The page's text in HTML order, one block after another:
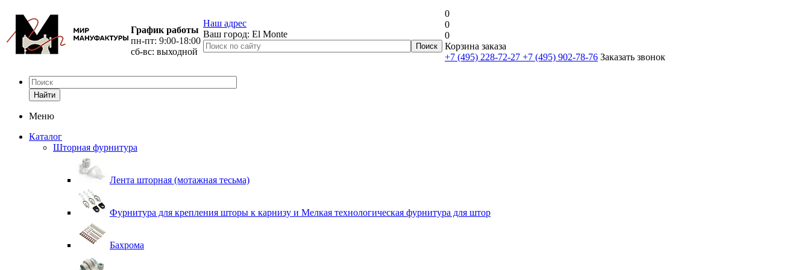
График работы
пн-пт: 9:00-18:00
сб-вс: выходной
Наш адрес
Ваш город: El Monte
0
0
0
Корзина заказа
+7 (495) 228-72-27 +7 (495) 902-78-76 Заказать звонок
Найти
Меню
Каталог
Шторная фурнитура
Лента шторная (мотажная тесьма)
Фурнитура для крепления шторы к карнизу и Мелкая технологическая фурнитура для штор
Бахрома